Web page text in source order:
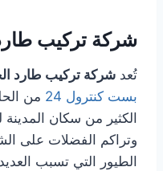
شركة تركيب
تُعد شركة تركيب طارد
بست كنترول 24
من
الكثير من سكان
وتراكم الفضلات على
الطيور التي تسبب